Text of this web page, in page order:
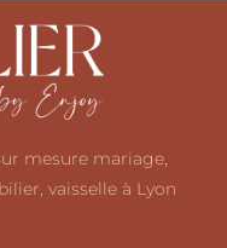
mesure mariage,
vaisselle à Lyon